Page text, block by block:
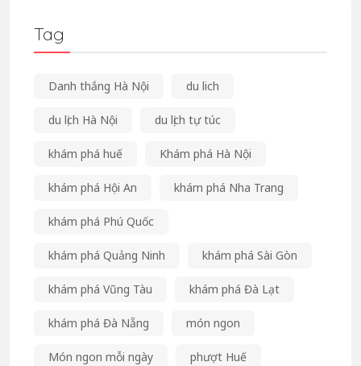
Tag
Danh thắng Hà Nội du lich
du lịch Hà Nội du lịch tự túc
khám phá huế Khám phá Hà Nội
khám phá Hội An khám phá Nha Trang
khám phá Phú Quốc
khám phá Quảng Ninh khám phá Sài Gòn
khám phá Vũng Tàu khám phá Đà Lạt
khám phá Đà Nẵng món ngon
Món ngon mỗi ngày phượt Huế